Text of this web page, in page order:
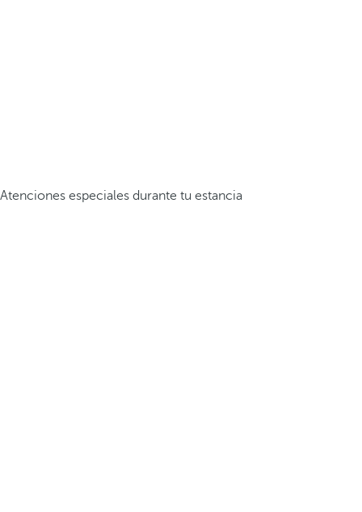
Atenciones especiales durante tu estancia